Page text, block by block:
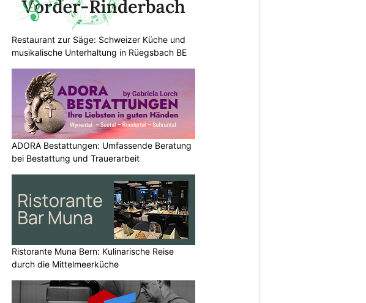
Restaurant zur Säge: Schweizer Küche und
musikalische Unterhaltung in Rüegsbach BE
ADORA Bestattungen: Umfassende Beratung
bei Bestattung und Trauerarbeit
Ristorante Muna Bern: Kulinarische Reise
durch die Mittelmeerküche